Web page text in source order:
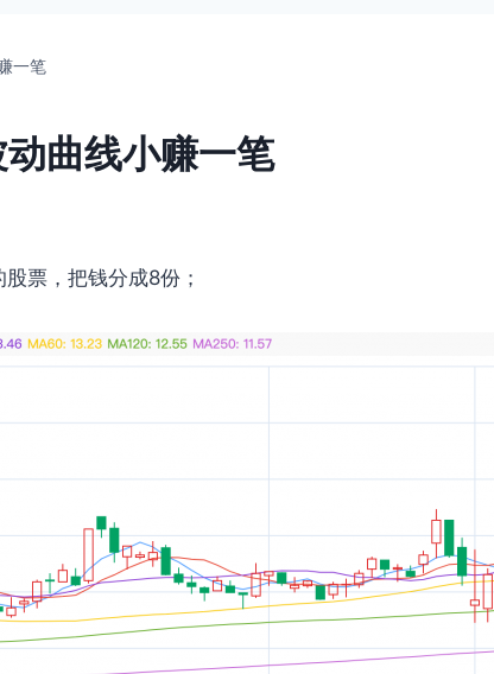
一笔
曲线小赚一笔
票，把钱分成8份；